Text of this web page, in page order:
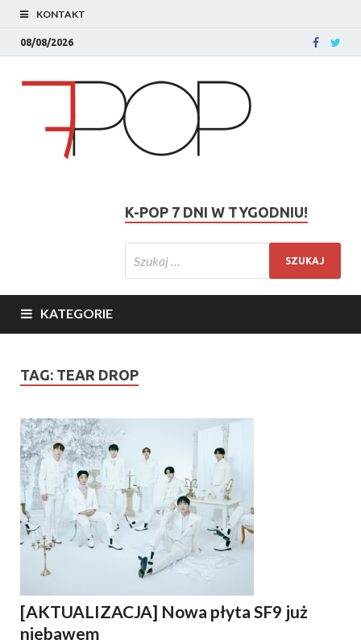
KONTAKT
08/08/2026
K-POP 7 DNI W TYGODNIU!
KATEGORIE
TAG: TEAR DROP
[AKTUALIZACJA] Nowa płyta SF9 już
niebawem